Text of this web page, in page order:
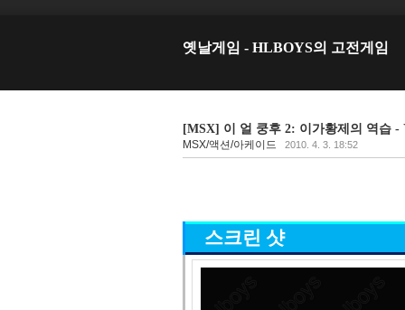
옛날게임 - HLBOYS의 고전게임
[MSX] 이 얼 쿵후 2: 이가황제의 역습
MSX/액션/아케이드 2010. 4. 3. 18:52
스크린 샷